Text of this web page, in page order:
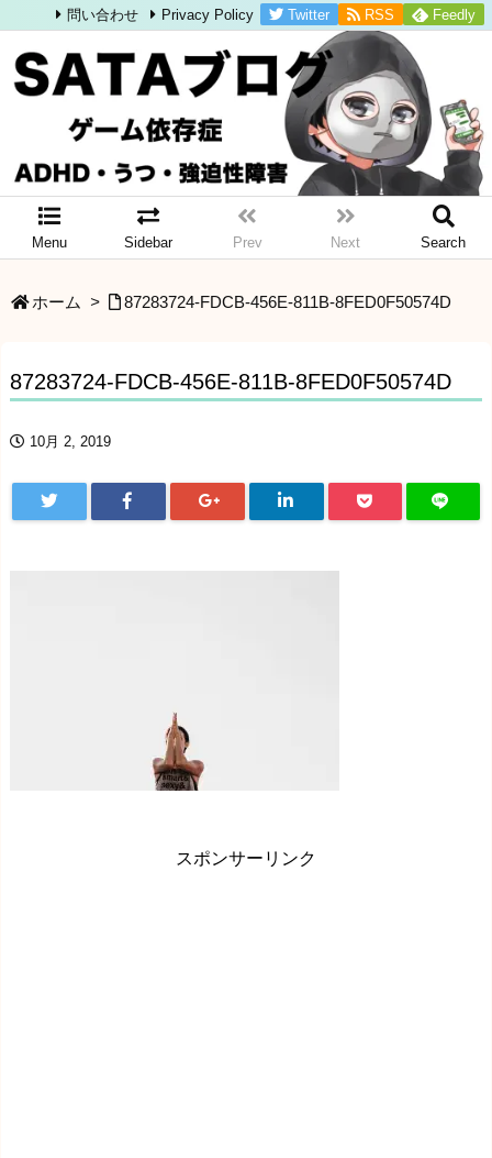
Menu Sidebar Prev Next Search
問い合わせ Privacy Policy Twitter RSS Feedly
ホーム > 87283724-FDCB-456E-811B-8FED0F50574D
87283724-FDCB-456E-811B-8FED0F50574D
10月 2, 2019
スポンサーリンク